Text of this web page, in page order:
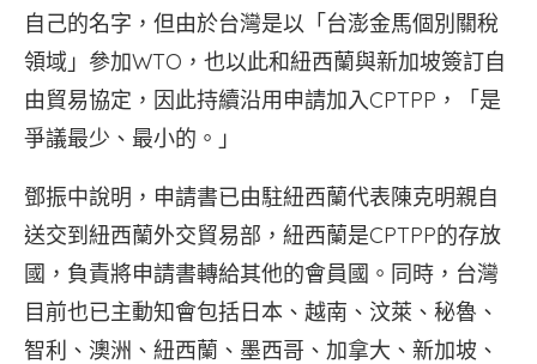
自己的名字，但由於台灣是以「台澎金馬個別關稅
領域」參加WTO，也以此和紐西蘭與新加坡簽訂自
由貿易協定，因此持續沿用申請加入CPTPP，「是
爭議最少、最小的。」
鄧振中說明，申請書已由駐紐西蘭代表陳克明親自
送交到紐西蘭外交貿易部，紐西蘭是CPTPP的存放
國，負責將申請書轉給其他的會員國。同時，台灣
目前也已主動知會包括日本、越南、汶萊、秘魯、
智利、澳洲、紐西蘭、墨西哥、加拿大、新加坡、